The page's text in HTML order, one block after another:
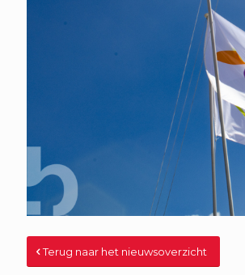
Terug naar het nieuwsoverzicht